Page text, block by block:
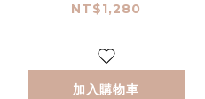
NT$1,280
加入購物車